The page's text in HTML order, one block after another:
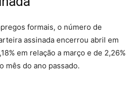
formais, o número de
assinada encerrou abril em
em relação a março e de 2,26%
mês do ano passado.